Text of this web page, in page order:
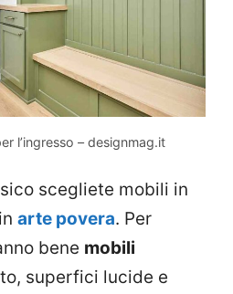
l’ingresso – designmag.it
scegliete mobili in
arte povera. Per
bene mobili
superfici lucide e